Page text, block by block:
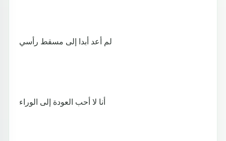
لم أعد أبدا إلى مسقط رأسي
أنا لا أحب العودة إلى الوراء